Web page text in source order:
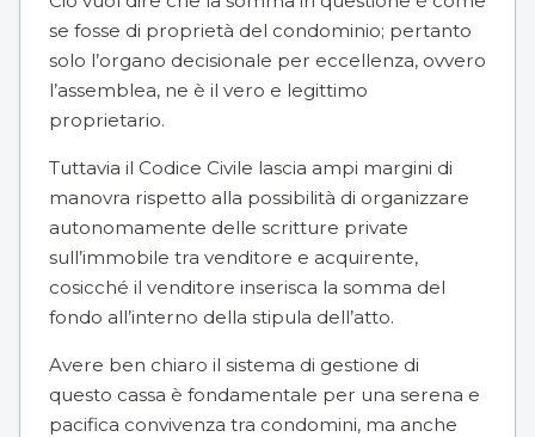
se fosse di proprietà del condominio; pertanto
solo l’organo decisionale per eccellenza, ovvero
l’assemblea, ne è il vero e legittimo
proprietario.
Tuttavia il Codice Civile lascia ampi margini di
manovra rispetto alla possibilità di organizzare
autonomamente delle scritture private
sull’immobile tra venditore e acquirente,
cosicché il venditore inserisca la somma del
fondo all’interno della stipula dell’atto.
Avere ben chiaro il sistema di gestione di
questo cassa è fondamentale per una serena e
pacifica convivenza tra condomini, ma anche